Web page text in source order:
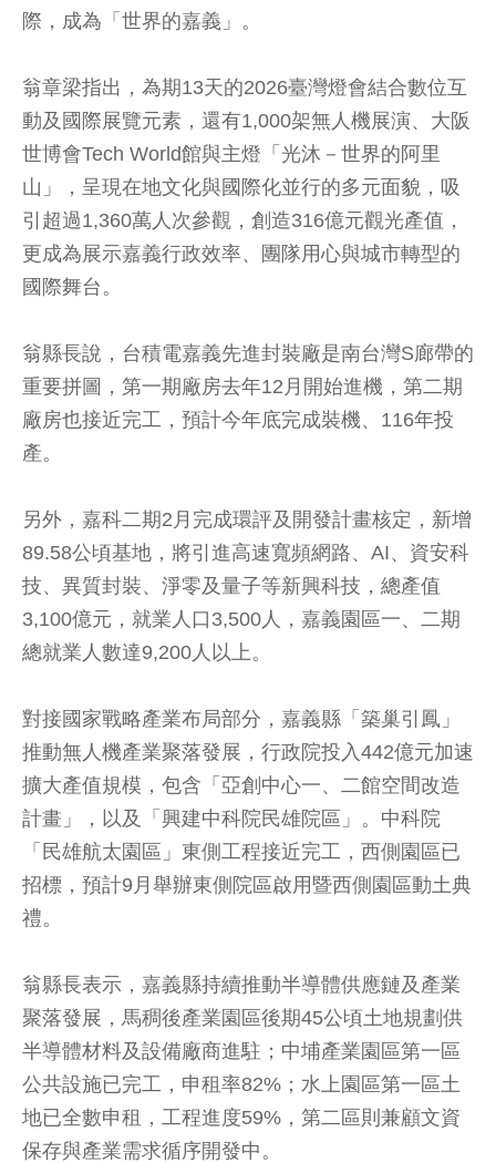
際，成為「世界的嘉義」。
翁章梁指出，為期13天的2026臺灣燈會結合數位互
動及國際展覽元素，還有1,000架無人機展演、大阪
世博會Tech World館與主燈「光沐－世界的阿里
山」，呈現在地文化與國際化並行的多元面貌，吸
引超過1,360萬人次參觀，創造316億元觀光產值，
更成為展示嘉義行政效率、團隊用心與城市轉型的
國際舞台。
翁縣長說，台積電嘉義先進封裝廠是南台灣S廊帶的
重要拼圖，第一期廠房去年12月開始進機，第二期
廠房也接近完工，預計今年底完成裝機、116年投
產。
另外，嘉科二期2月完成環評及開發計畫核定，新增
89.58公頃基地，將引進高速寬頻網路、AI、資安科
技、異質封裝、淨零及量子等新興科技，總產值
3,100億元，就業人口3,500人，嘉義園區一、二期
總就業人數達9,200人以上。
對接國家戰略產業布局部分，嘉義縣「築巢引鳳」
推動無人機產業聚落發展，行政院投入442億元加速
擴大產值規模，包含「亞創中心一、二館空間改造
計畫」，以及「興建中科院民雄院區」。中科院
「民雄航太園區」東側工程接近完工，西側園區已
招標，預計9月舉辦東側院區啟用暨西側園區動土典
禮。
翁縣長表示，嘉義縣持續推動半導體供應鏈及產業
聚落發展，馬稠後產業園區後期45公頃土地規劃供
半導體材料及設備廠商進駐；中埔產業園區第一區
公共設施已完工，申租率82%；水上園區第一區土
地已全數申租，工程進度59%，第二區則兼顧文資
保存與產業需求循序開發中。